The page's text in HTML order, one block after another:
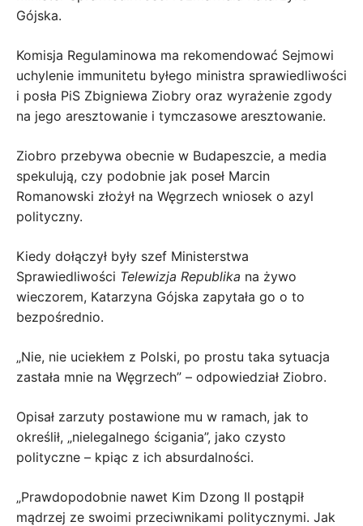
Gójska.
Komisja Regulaminowa ma rekomendować Sejmowi
uchylenie immunitetu byłego ministra sprawiedliwości
i posła PiS Zbigniewa Ziobry oraz wyrażenie zgody
na jego aresztowanie i tymczasowe aresztowanie.
Ziobro przebywa obecnie w Budapeszcie, a media
spekulują, czy podobnie jak poseł Marcin
Romanowski złożył na Węgrzech wniosek o azyl
polityczny.
Kiedy dołączył były szef Ministerstwa
Sprawiedliwości Telewizja Republika na żywo
wieczorem, Katarzyna Gójska zapytała go o to
bezpośrednio.
„Nie, nie uciekłem z Polski, po prostu taka sytuacja
zastała mnie na Węgrzech” – odpowiedział Ziobro.
Opisał zarzuty postawione mu w ramach, jak to
określił, „nielegalnego ścigania”, jako czysto
polityczne – kpiąc z ich absurdalności.
„Prawdopodobnie nawet Kim Dzong Il postąpił
mądrzej ze swoimi przeciwnikami politycznymi. Jak